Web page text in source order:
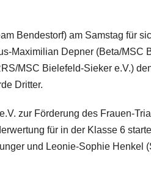
Bendestorf) am Samstag für
Maximilian Depner (Beta/MSC
MSC Bielefeld-Sieker e.V.)
Dritter.
zur Förderung des Frauen-
für in der Klasse 6
und Leonie-Sophie Henkel